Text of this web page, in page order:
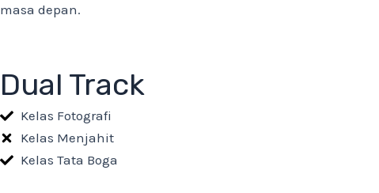
masa depan.
Dual Track
Kelas Fotografi
Kelas Menjahit
Kelas Tata Boga